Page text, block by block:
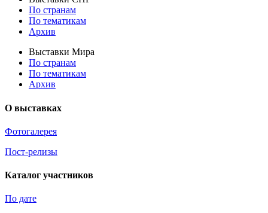
По странам
По тематикам
Архив
Выставки Мира
По странам
По тематикам
Архив
О выставках
Фотогалерея
Пост-релизы
Каталог участников
По дате